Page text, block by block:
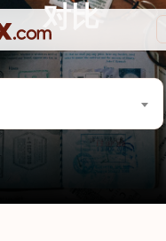
对比